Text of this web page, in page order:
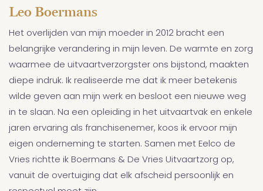
Leo Boermans
Het overlijden van mijn moeder in 2012 bracht een
belangrijke verandering in mijn leven. De warmte en zorg
waarmee de uitvaartverzorgster ons bijstond, maakten
diepe indruk. Ik realiseerde me dat ik meer betekenis
wilde geven aan mijn werk en besloot een nieuwe weg
in te slaan. Na een opleiding in het uitvaartvak en enkele
jaren ervaring als franchisenemer, koos ik ervoor mijn
eigen onderneming te starten. Samen met Eelco de
Vries richtte ik Boermans & De Vries Uitvaartzorg op,
vanuit de overtuiging dat elk afscheid persoonlijk en